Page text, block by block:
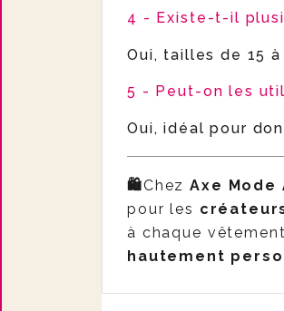
4 - Existe-t-il
Oui, tailles de 15
5 - Peut-on les
Oui, idéal pour
🛍️ChezAxe
pour les
à chaque
hautement